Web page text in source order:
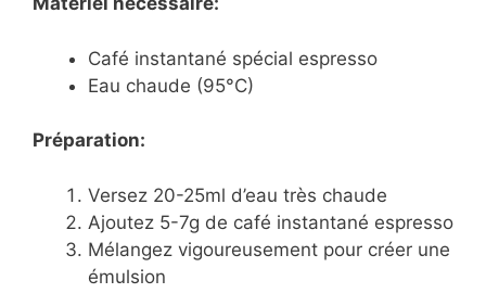
Café instantané spécial espresso
Eau chaude (95°C)
Préparation:
Versez 20-25ml d’eau très chaude
Ajoutez 5-7g de café instantané espresso
Mélangez vigoureusement pour créer une
émulsion